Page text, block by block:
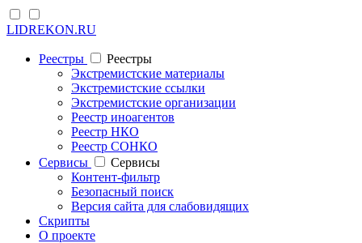
LIDREKON.RU
Реестры
Реестры
Экстремистские материалы
Экстремистские ссылки
Экстремистские организации
Реестр иноагентов
Реестр НКО
Реестр СОНКО
Cервисы
Cервисы
Контент-фильтр
Безопасный поиск
Версия сайта для слабовидящих
Скрипты
О проекте